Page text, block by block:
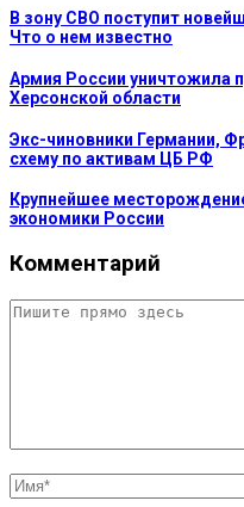
В зону СВО поступит
Что о нем известно
Армия России уничтожила
Херсонской области
Экс-чиновники Германии,
схему по активам ЦБ РФ
Крупнейшее
экономики России
Комментарий